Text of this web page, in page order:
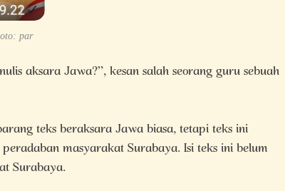
par
aksara Jawa?”, kesan salah seorang guru sebuah
teks beraksara Jawa biasa, tetapi teks ini
masyarakat Surabaya. Isi teks ini belum
Surabaya.